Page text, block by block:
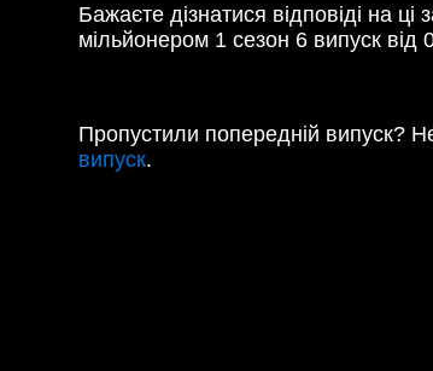
Бажаєте дізнатися відповіді на
мільйонером 1 сезон 6 випуск від
Пропустили попередній випуск?
випуск.